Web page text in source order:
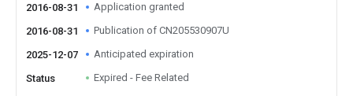
2016-08-31 Application granted
2016-08-31 Publication of CN205530907U
2025-12-07 Anticipated expiration
Status Expired - Fee Related